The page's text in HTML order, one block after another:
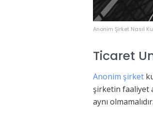
Anonim Şirket Nasıl
Ticaret
Anonim şirket
şirketin faaliyet
aynı olmamalıdır.